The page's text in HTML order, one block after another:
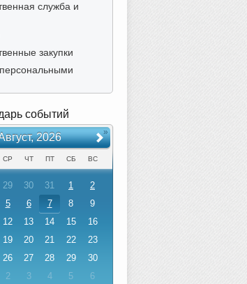
служба и
закупки
событий
2026 »
СР ЧТ ПТ СБ ВС
29 30 31 1
2
5 6 7 8
9
12 13 14 15
16
19 20 21 22
23
26 27 28 29
30
2 3 4 5 6